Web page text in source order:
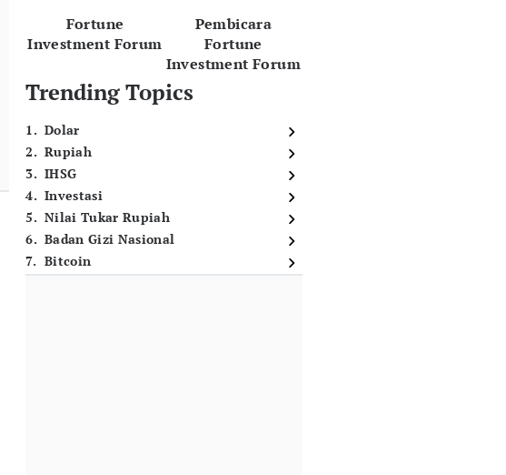
Fortune
Investment Forum
Pembicara
Fortune
Investment Forum
Trending Topics
1. Dolar
2. Rupiah
3. IHSG
4. Investasi
5. Nilai Tukar Rupiah
6. Badan Gizi Nasional
7. Bitcoin